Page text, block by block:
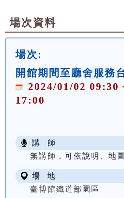
場次資料
場次:
開館期間至廳舍服務
2024/01/02 09:30
17:00
講 師
無講師，可依說明、地
場 地
臺博館鐵道部園區